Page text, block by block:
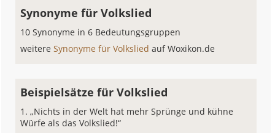
Synonyme für Volkslied
10 Synonyme in 6 Bedeutungsgruppen
weitereSynonyme für Volksliedauf Woxikon.de
Beispielsätze für Volkslied
„Nichts in der Welt hat mehr Sprünge und kühne
Würfe als das Volkslied!“